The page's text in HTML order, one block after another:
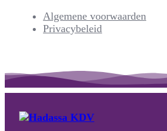
Algemene voorwaarden
Privacybeleid